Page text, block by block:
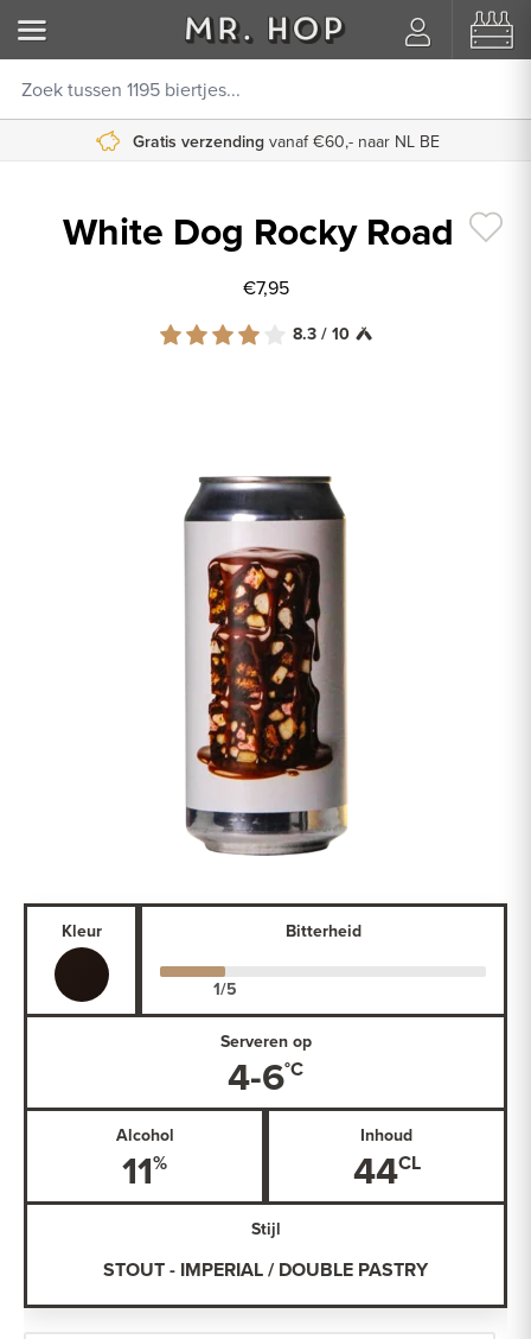
Gratis verzending vanaf €60,- naar NL BE
White Dog Rocky Road
€7,95
8.3 / 10
Kleur Bitterheid
Serveren op
4-6
Alcohol
11
Inhoud
44
Stijl
STOUT - IMPERIAL / DOUBLE PASTRY